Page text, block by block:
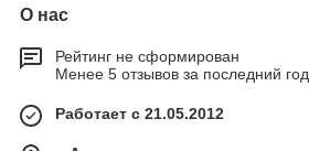
О нас
Рейтинг не сформирован
Менее 5 отзывов за последний год
Работает с 21.05.2012